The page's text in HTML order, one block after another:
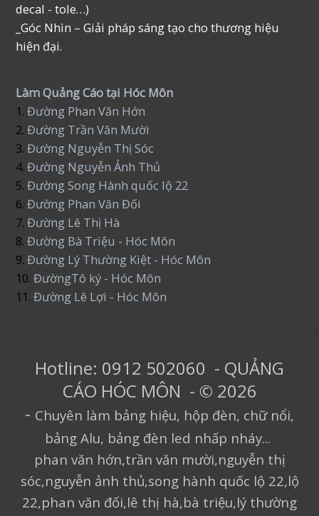
decal - tole…)
_Góc Nhìn – Giải pháp sáng tạo cho thương hiệu
hiện đại.
Làm Quảng Cáo tại Hóc Môn
1.Đường Phan Văn Hớn
2.Đường Trần Văn Mười
3.Đường Nguyễn Thị Sóc
4. Đường Nguyễn Ảnh Thủ
5.Đường Song Hành quốc lộ 22
6.Đường Phan Văn Đối
7. Đường Lê Thị Hà
8.Đường Bà Triệu - Hóc Môn
9.Đường Lý Thường Kiệt - Hóc Môn
10.ĐườngTô ký - Hóc Môn
11.Đường Lê Lợi - Hóc Môn
Hotline: 0912 502060 - QUẢNG
CÁO HÓC MÔN - © 2026
- Chuyên làm bảng hiệu, hộp đèn, chữ nổi,
bảng Alu, bảng đèn led nhấp nháy...
phan văn hớn,trần văn mười,nguyễn thị
sóc,nguyễn ảnh thủ,song hành quốc lộ 22,lộ
22,phan văn đối,lê thị hà,bà triệu,lý thường